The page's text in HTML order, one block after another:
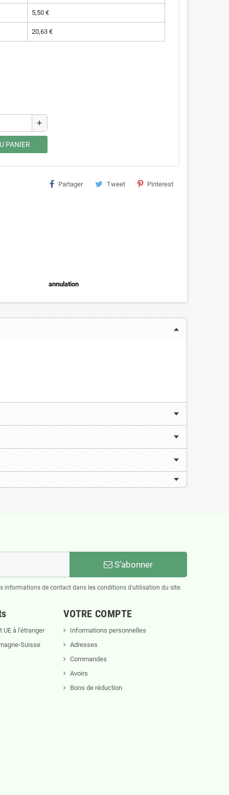
5,50 €
20,63 €
add
PANIER
Partager Tweet Pinterest
annulation
S’abonner
informations de contact dans les conditions d'utilisation du site.
à l'étranger
Suisse
VOTRE COMPTE
Informations personnelles
Adresses
Commandes
Avoirs
Bons de réduction